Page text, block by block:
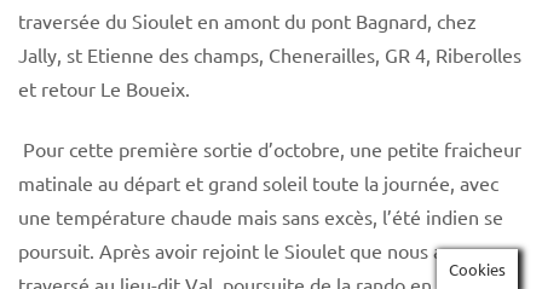
traversée du Sioulet en amont du pont Bagnard, chez
Jally, st Etienne des champs, Chenerailles, GR 4, Riberolles
et retour Le Boueix.
Pour cette première sortie d’octobre, une petite fraicheur
matinale au départ et grand soleil toute la journée, avec
une température chaude mais sans excès, l’été indien se
poursuit. Après avoir rejoint le Sioulet que nous avons
Cookies